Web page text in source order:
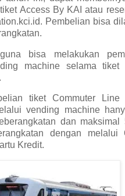
Access By KAI atau
Pembelian bisa
bisa melakukan
machine selama tiket
tiket Commuter Line
vending machine
dan
dengan melalui
Kredit.